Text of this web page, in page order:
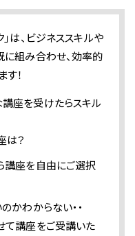
は、ビジネススキルや
組み合わせ、効率的
！
座を受けたらスキル
は？
講座を自由にご選択
かわからない・・
て講座をご受講いた